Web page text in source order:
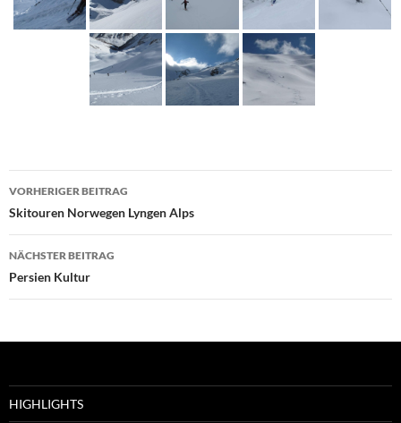
Beitragsnavigation
VORHERIGER BEITRAG
Skitouren Norwegen Lyngen Alps
NÄCHSTER BEITRAG
Persien Kultur
HIGHLIGHTS